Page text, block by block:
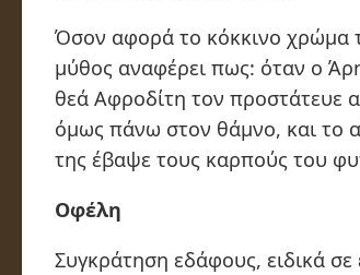
Όσον αφορά το κόκκινο χρώμα
μύθος αναφέρει πως: όταν ο
θεά Αφροδίτη τον προστάτευε
όμως πάνω στον θάμνο, και το
της έβαψε τους καρπούς του
Οφέλη
Συγκράτηση εδάφους, ειδικά σε